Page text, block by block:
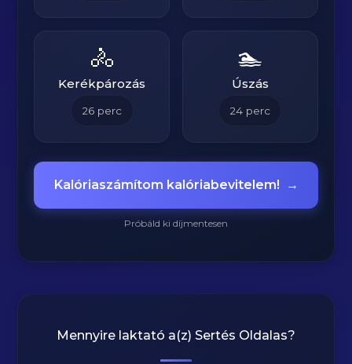
🚴
Kerékpározás
26 perc
🏊
Úszás
24 perc
Kalóriaszámítom kalóriabevitelem! →
Próbáld ki díjmentesen
Mennyire laktató a(z) Sertés Oldalas?